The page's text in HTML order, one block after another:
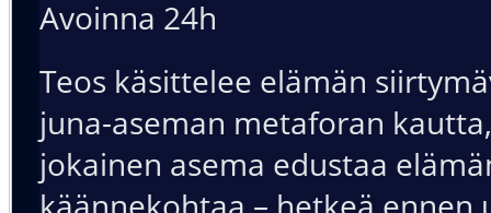
Avoinna 24h
Teos käsittelee elämän
juna-aseman metaforan
jokainen asema edustaa